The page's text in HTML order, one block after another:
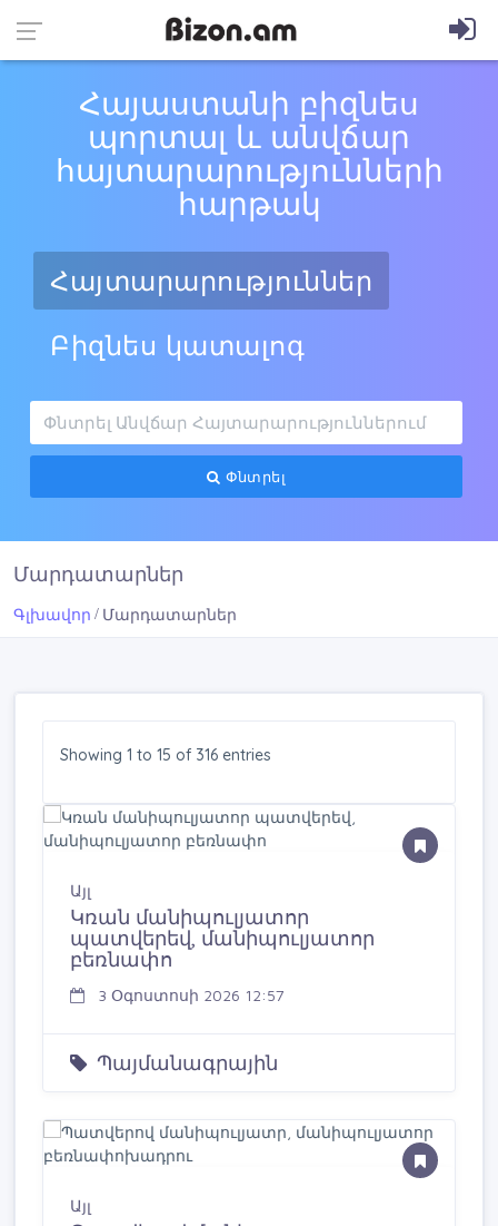
Հայաստանի բիզնես
պորտալ և անվճար
հայտարարությունների
հարթակ
Հայտարարություններ
Բիզնես կատալոգ
Փնտրել
Մարդատարներ
Գլխավոր Մարդատարներ
Showing 1 to 15 of 316 entries
Այլ
Կռան մանիպուլյատոր
պատվերեվ, մանիպուլյատոր
բեռնափո
3 Օգոստոսի 2026 12:57
Պայմանագրային
Այլ